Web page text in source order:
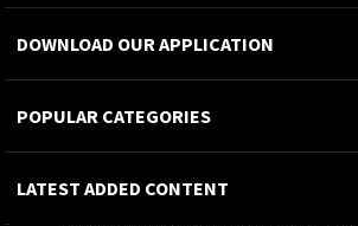
DOWNLOAD OUR APPLICATION
POPULAR CATEGORIES
LATEST ADDED CONTENT